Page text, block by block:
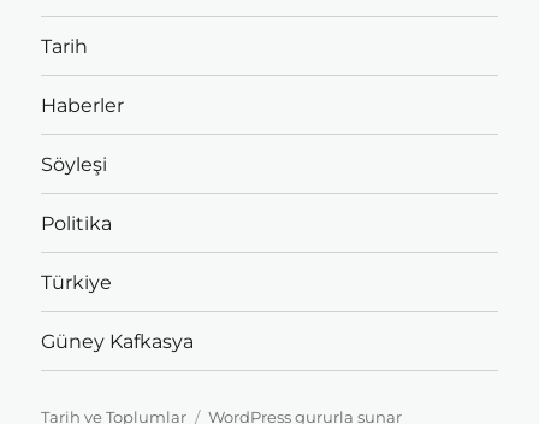
Tarih
Haberler
Söyleşi
Politika
Türkiye
Güney Kafkasya
Tarih ve Toplumlar WordPress gururla sunar